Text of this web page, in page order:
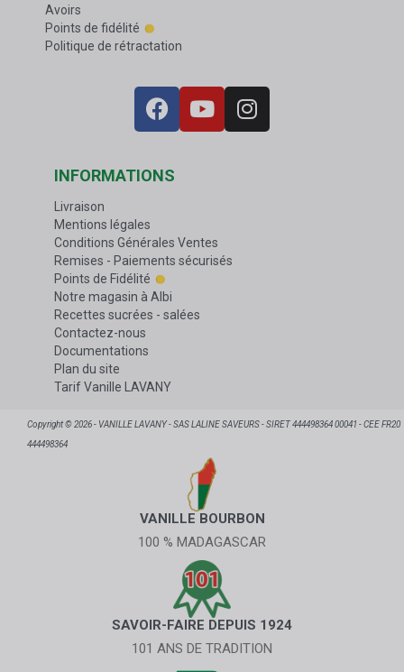
Avoirs
Points de fidélité
Politique de rétractation
INFORMATIONS
Livraison
Mentions légales
Conditions Générales Ventes
Remises - Paiements sécurisés
Points de Fidélité
Notre magasin à Albi
Recettes sucrées - salées
Contactez-nous
Documentations
Plan du site
Tarif Vanille LAVANY
Copyright © 2026 - VANILLE LAVANY - SAS LALINE SAVEURS - SIRET 444498364 00041 - CEE FR20
444498364
VANILLE BOURBON
100 % MADAGASCAR
SAVOIR-FAIRE DEPUIS 1924
101 ANS DE TRADITION